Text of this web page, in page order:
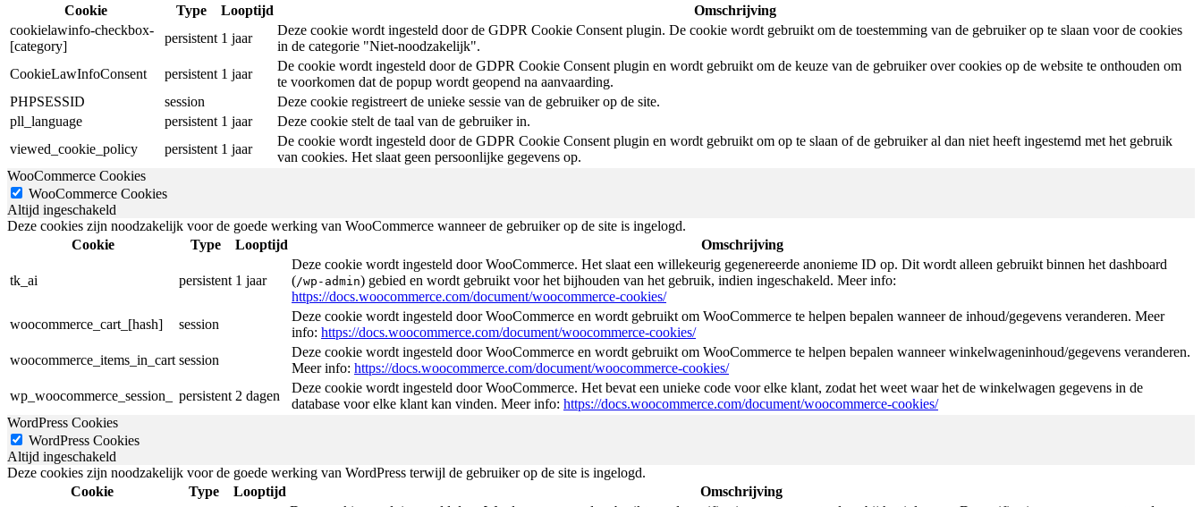
Cookie
Type Looptijd
Omschrijving
cookielawinfo-checkbox-
[category]
persistent 1 jaar
Deze cookie wordt ingesteld door de GDPR Cookie Consent plugin. De cookie wordt gebruikt om de toestemming van de gebruiker op te slaan voor de cookies
in de categorie "Niet-noodzakelijk".
CookieLawInfoConsent
persistent 1 jaar
De cookie wordt ingesteld door de GDPR Cookie Consent plugin en wordt gebruikt om de keuze van de gebruiker over cookies op de website te onthouden om
te voorkomen dat de popup wordt geopend na aanvaarding.
PHPSESSID
session
Deze cookie registreert de unieke sessie van de gebruiker op de site.
pll_language
persistent 1 jaar
Deze cookie stelt de taal van de gebruiker in.
viewed_cookie_policy
persistent 1 jaar
De cookie wordt ingesteld door de GDPR Cookie Consent plugin en wordt gebruikt om op te slaan of de gebruiker al dan niet heeft ingestemd met het gebruik
van cookies. Het slaat geen persoonlijke gegevens op.
WooCommerce Cookies
WooCommerce Cookies
Altijd ingeschakeld
Deze cookies zijn noodzakelijk voor de goede werking van WooCommerce wanneer de gebruiker op de site is ingelogd.
Cookie
Type Looptijd Omschrijving
tk_ai persistent 1 jaar
Deze cookie wordt ingesteld door WooCommerce. Het slaat een willekeurig gegenereerde anonieme ID op. Dit wordt alleen gebruikt binnen het dashboard
(/wp-admin) gebied en wordt gebruikt voor het bijhouden van het gebruik, indien ingeschakeld. Meer info:
https://docs.woocommerce.com/document/woocommerce-cookies/
woocommerce_cart_[hash]
session
Deze cookie wordt ingesteld door WooCommerce en wordt gebruikt om WooCommerce te helpen bepalen wanneer de inhoud/gegevens veranderen. Meer
info: https://docs.woocommerce.com/document/woocommerce-cookies/
woocommerce_items_in_cart session
Deze cookie wordt ingesteld door WooCommerce en wordt gebruikt om WooCommerce te helpen bepalen wanneer winkelwageninhoud/gegevens veranderen.
Meer info: https://docs.woocommerce.com/document/woocommerce-cookies/
wp_woocommerce_session_
persistent 2 dagen
Deze cookie wordt ingesteld door WooCommerce. Het bevat een unieke code voor elke klant, zodat het weet waar het de winkelwagen gegevens in de
database voor elke klant kan vinden. Meer info: https://docs.woocommerce.com/document/woocommerce-cookies/
WordPress Cookies
WordPress Cookies
Altijd ingeschakeld
Deze cookies zijn noodzakelijk voor de goede werking van WordPress terwijl de gebruiker op de site is ingelogd.
Cookie
Type Looptijd Omschrijving